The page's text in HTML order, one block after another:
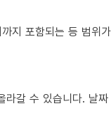
지 포함되는 등 범위
갈 수 있습니다. 날